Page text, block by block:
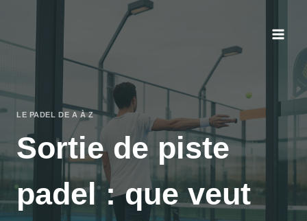
contenu
LE PADEL DE A À Z
Sortie de piste
padel : que veut